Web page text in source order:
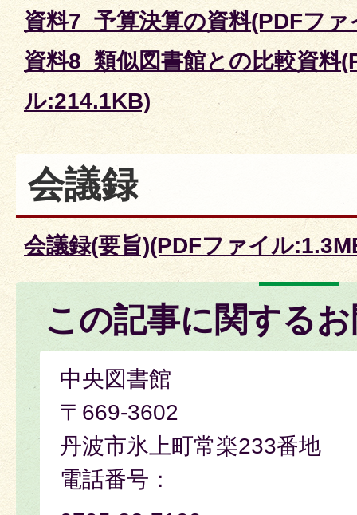
資料7_予算決算の資料(PDFフ
資料8_類似図書館との比較資料
ル:214.1KB)
会議録
会議録(要旨)(PDFファイル
この記事に関する
中央図書館
〒669-3602
丹波市氷上町常楽233番地
電話番号：